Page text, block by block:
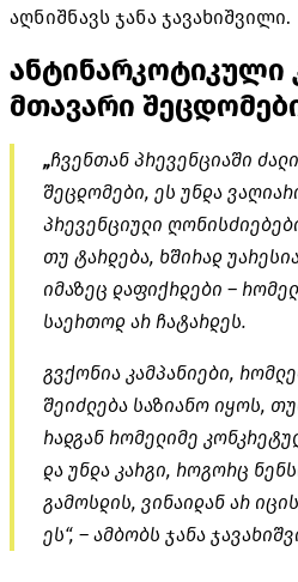
აღნიშნავს ჯანა ჯავახიშვილი.
ანტინარკოტიკული
მთავარი
„ჩვენთან პრევენციაში
შეცდომები, ეს უნდა
პრევენციული
თუ ტარდება, ხშირად
იმაზეც დაფიქრდები –
საერთოდ არ ჩატარდეს.
გვქონია კამპანიები,
შეიძლება საზიანო იყოს,
რადგან რომელიმე
და უნდა კარგი, როგორც
გამოსდის, ვინაიდან არ
ეს“, – ამბობს ჯანა